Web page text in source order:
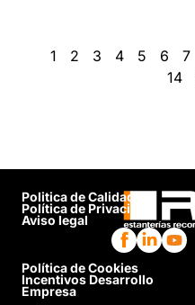
1 2 3 4 5 6 7
14
Politica de Calidad
Política de Privacidad
Aviso legal
Política de Cookies
Incentivos Desarrollo
Empresa